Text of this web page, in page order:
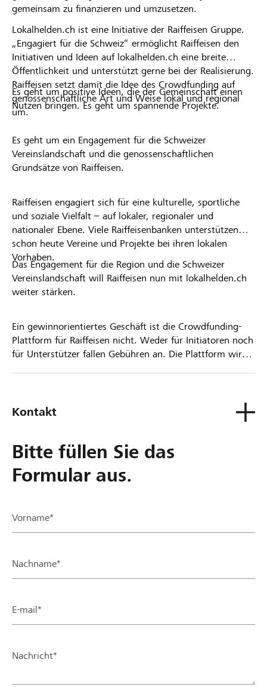
gemeinsam zu finanzieren und umzusetzen.
Lokalhelden.ch ist eine Initiative der Raiffeisen Gruppe.
„Engagiert für die Schweiz“ ermöglicht Raiffeisen den
Initiativen und Ideen auf lokalhelden.ch eine breite
Öffentlichkeit und unterstützt gerne bei der Realisierung.
Raiffeisen setzt damit die Idee des Crowdfunding auf
genossenschaftliche Art und Weise lokal und regional
um.
Es geht um positive Ideen, die der Gemeinschaft einen
Nutzen bringen. Es geht um spannende Projekte.
Es geht um ein Engagement für die Schweizer
Vereinslandschaft und die genossenschaftlichen
Grundsätze von Raiffeisen.
Raiffeisen engagiert sich für eine kulturelle, sportliche
und soziale Vielfalt – auf lokaler, regionaler und
nationaler Ebene. Viele Raiffeisenbanken unterstützen
schon heute Vereine und Projekte bei ihren lokalen
Vorhaben.
Das Engagement für die Region und die Schweizer
Vereinslandschaft will Raiffeisen nun mit lokalhelden.ch
weiter stärken.
Ein gewinnorientiertes Geschäft ist die Crowdfunding-
Plattform für Raiffeisen nicht. Weder für Initiatoren noch
für Unterstützer fallen Gebühren an. Die Plattform wird
Kontakt
Bitte füllen Sie das
Formular aus.
Vorname*
Nachname*
E-mail*
Nachricht*